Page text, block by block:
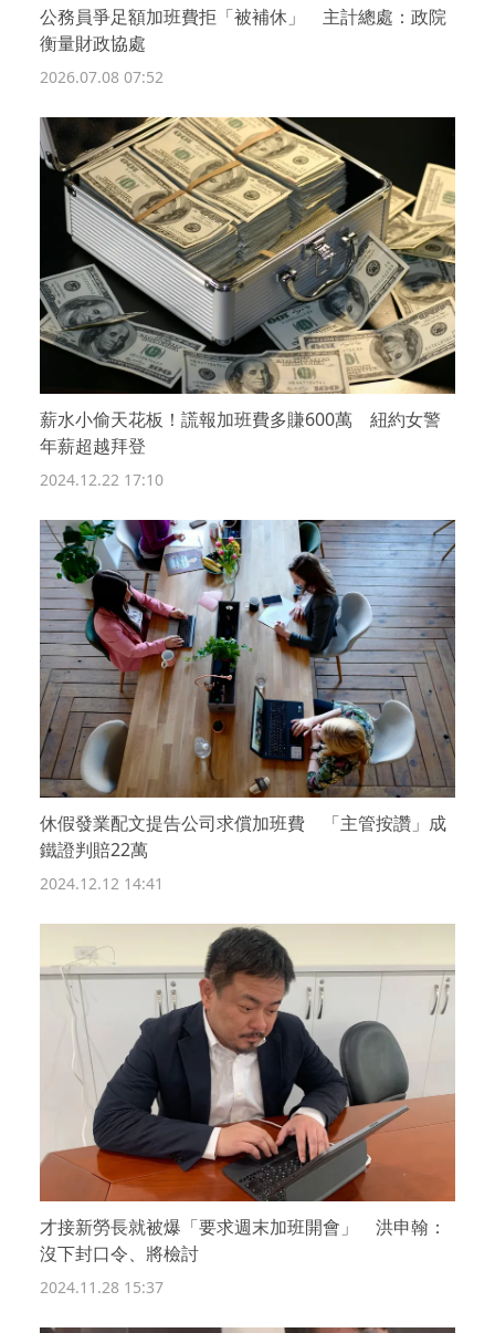
公務員爭足額加班費拒「被補休」 主計總處：政院
衡量財政協處
2026.07.08 07:52
薪水小偷天花板！謊報加班費多賺600萬 紐約女警
年薪超越拜登
2024.12.22 17:10
休假發業配文提告公司求償加班費 「主管按讚」成
鐵證判賠22萬
2024.12.12 14:41
才接新勞長就被爆「要求週末加班開會」 洪申翰：
沒下封口令、將檢討
2024.11.28 15:37